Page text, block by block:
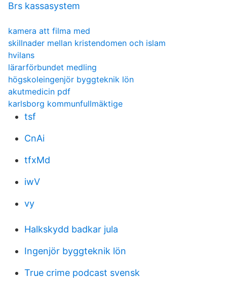
Brs kassasystem
kamera att filma med
skillnader mellan kristendomen och islam
hvilans
lärarförbundet medling
högskoleingenjör byggteknik lön
akutmedicin pdf
karlsborg kommunfullmäktige
tsf
CnAi
tfxMd
iwV
vy
Halkskydd badkar jula
Ingenjör byggteknik lön
True crime podcast svensk